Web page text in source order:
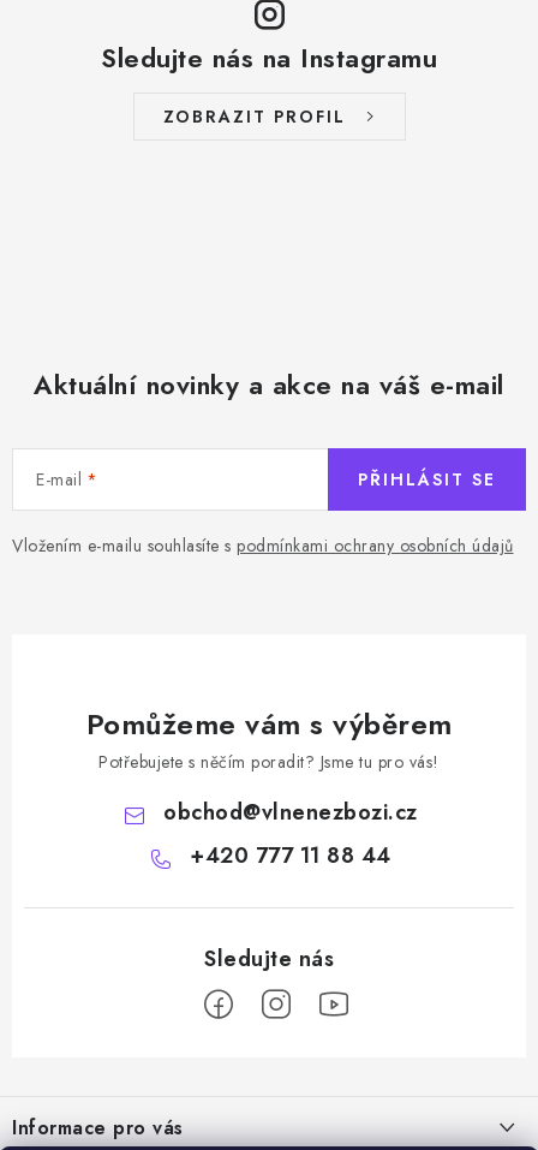
Sledujte nás na Instagramu
ZOBRAZIT PROFIL
Aktuální novinky a akce na váš e-mail
E-mail
Vložením e-mailu souhlasíte s podmínkami ochrany osobních údajů
PŘIHLÁSIT SE
Pomůžeme vám s výběrem
Potřebujete s něčím poradit? Jsme tu pro vás!
obchod@vlnenezbozi.cz
+420 777 11 88 44
pInformace pro vás